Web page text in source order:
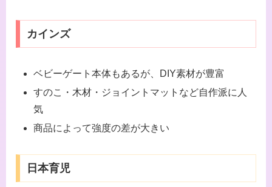
カインズ
ベビーゲート本体もあるが、DIY素材が豊富
すのこ・木材・ジョイントマットなど自作派に人
気
商品によって強度の差が大きい
日本育児